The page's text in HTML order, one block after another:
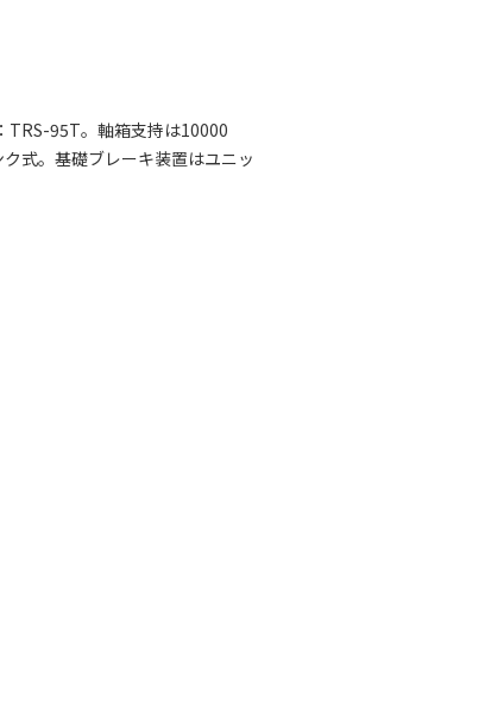
TRS-95T。軸箱支持は10000
式。基礎ブレーキ装置はユニッ